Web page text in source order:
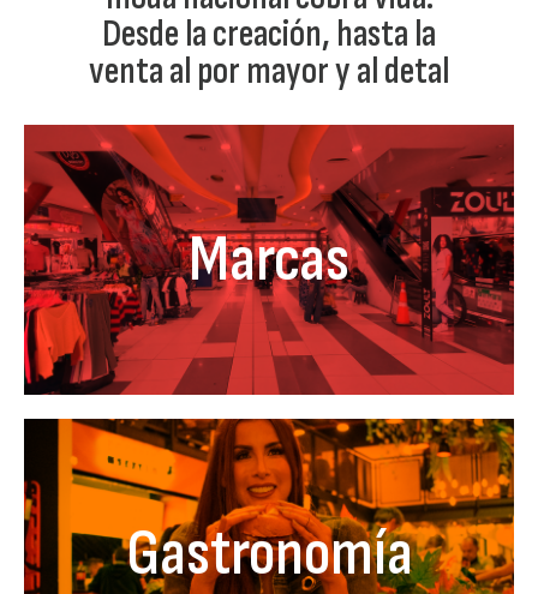
Desde la creación, hasta la
venta al por mayor y al detal
Marcas
Gastronomía